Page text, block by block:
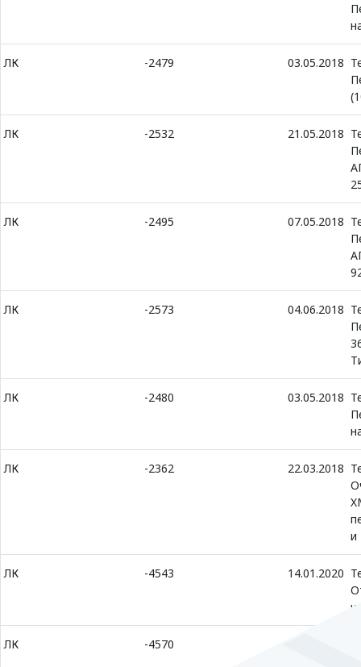
ЛК -2479 03.05.2018
ЛК -2532 21.05.2018
ЛК -2495 07.05.2018
ЛК -2573 04.06.2018
ЛК -2480 03.05.2018
ЛК -2362 22.03.2018
и
ЛК -4543 14.01.2020
ЛК -4570